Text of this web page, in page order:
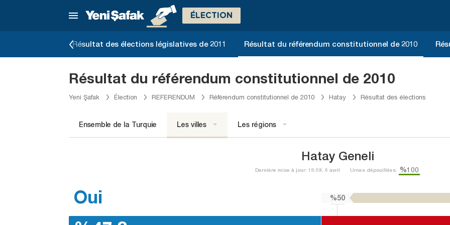
ÉLECTION
Résultat des élections législatives de 2011 Résultat du référendum constitutionnel de 2010
Résultat du référendum constitutionnel de 2010
Yeni Şafak Élection REFERENDUM Référendum constitutionnel de 2010 Hatay Résultat des élections
Ensemble de la Turquie Les villes Les régions
Hatay Geneli
Dernière mise à jour: 18:59, 6 avril Urnes dépouillées: %100
%50
Oui